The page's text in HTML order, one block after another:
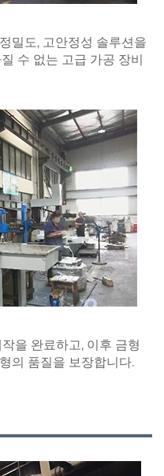
밀도, 고안정성 솔루션을
수 없는 고급 가공 장비
을 완료하고, 이후 금형
의 품질을 보장합니다.